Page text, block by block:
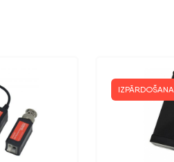
IZPĀRDOŠANA